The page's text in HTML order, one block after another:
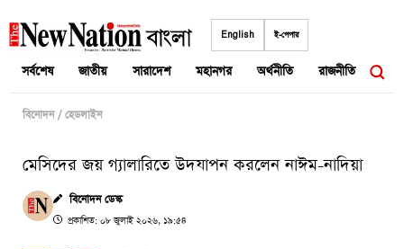
to
English ই-পেপার
সর্বশেষ জাতীয় সারাদেশ মহানগর অর্থনীতি রাজনীতি
বিনোদন / হেডলাইন
মেসিদের জয় গ্যালারিতে উদযাপন করলেন নাঈম-নাদিয়া
বিনোদন ডেস্ক
প্রকাশিত: ০৮ জুলাই ২০২৬, ১৯:৫৪